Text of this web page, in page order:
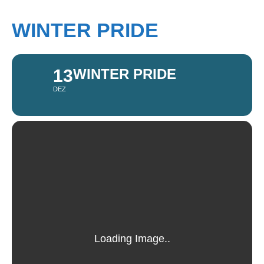
WINTER PRIDE
13
DEZ
WINTER PRIDE